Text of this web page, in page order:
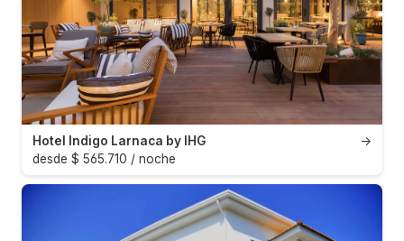
→
Hotel Indigo Larnaca by IHG
desde $ 565.710 / noche